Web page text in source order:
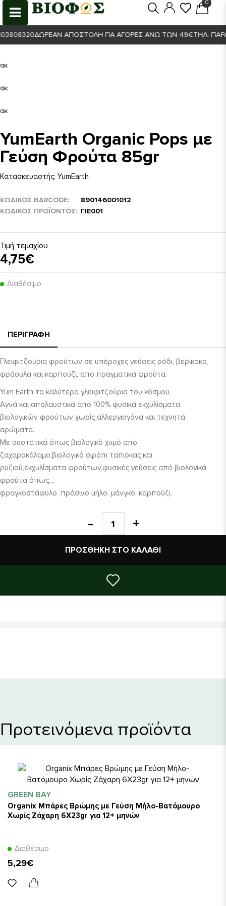
0
ΔΩΡΕΆΝ ΑΠΟΣΤΟΛΉ ΓΙΑ ΑΓΟΡΈΣ ΆΝΩ ΤΩΝ 49€ ΤΗΛ.
YumEarth Organic Pops με
Γεύση Φρούτα 85gr
Κατασκευαστής: YumEarth
ΚΩΔΙΚΟΣ BARCODE
890146001012
ΚΩΔΙΚΌΣ ΠΡΟΪΌΝΤΟΣ
ΓΙΕ001
Τιμή τεμαχίου
4,75€
Διαθέσιμο
ΠΕΡΙΓΡΑΦΉ
Γλειφιτζούρια φρούτων σε υπέροχες γεύσεις ρόδι, βερίκοκο,
φράουλα και καρπούζι, από πραγματικά φρούτα.
Yum Earth τα καλύτερα γλειφιτζούρια του κόσμου.
Αγνά και απολαυστικά από 100% φυσικά εκχυλίσματα
βιολογικών φρούτων χωρίς αλλεργιογόνα και τεχνητά
αρώματα.
Με συστατικά όπως βιολογικό χυμό από
ζαχαροκάλαμο,βιολογικό σιρόπι ταπιόκας και
ρυζιού,εκχυλίσματα φρούτων,φυσικές γεύσεις από βιολογικά
φρούτα όπως....
φραγκοστάφυλο ,πράσινο μήλο, μάνγκο, καρπούζι,
ΠΡΟΣΘΉΚΗ ΣΤΟ ΚΑΛΆΘΙ
Προτεινόμενα προϊόντα
GREEN BAY
Organix Μπάρες Βρώμης με Γεύση Μήλο-Βατόμουρο
Χωρίς Ζάχαρη 6X23gr για 12+ μηνών
Διαθέσιμο
5,29€